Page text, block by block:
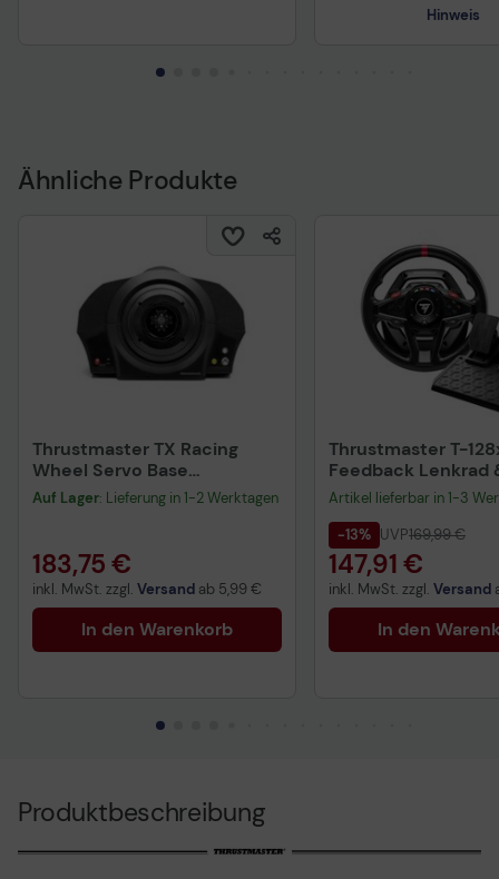
Hinweis
Ähnliche Produkte
Thrustmaster TX Racing
Wheel Servo Base
Lenkradbasis
kabelgebunden - für PC,
Auf Lager: Lieferung in 1-2 Werktagen
183,75 €
inkl. MwSt. zzgl. Versand ab 5,99 €
In den Warenkorb
Thrustmaster T-
Feedback Lenkrad
Pedale-Set für
XBOX Series X & PC
Artikel lieferbar in 1-3
-13% UVP169,99 €
147,91 €
inkl. MwSt. zzgl. Versand
In den
Produktbeschreibung